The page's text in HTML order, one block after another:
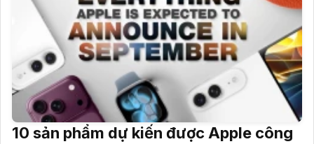
10 sản phẩm dự kiến được Apple công